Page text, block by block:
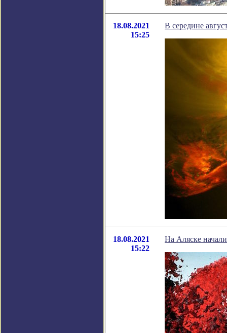
18.08.2021
15:25
В середине
18.08.2021
15:22
На Аляске начали